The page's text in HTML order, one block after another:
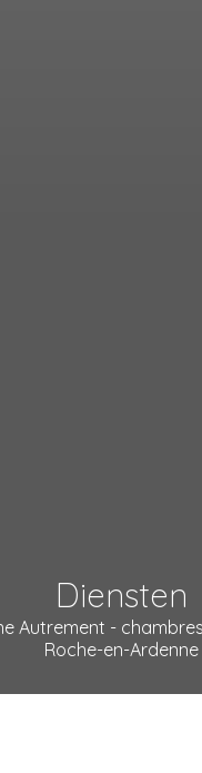
Diensten
Autrement -
Roche-en-Ardenne